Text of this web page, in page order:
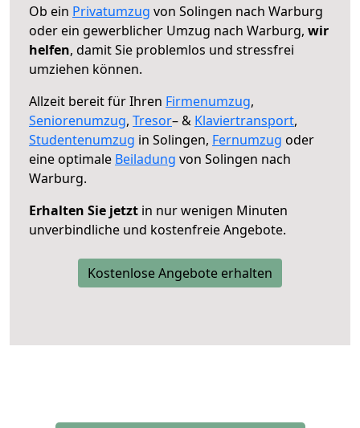
Ob ein Privatumzug von Solingen nach Warburg
oder ein gewerblicher Umzug nach Warburg, wir
helfen, damit Sie problemlos und stressfrei
umziehen können.
Allzeit bereit für Ihren Firmenumzug,
Seniorenumzug, Tresor– & Klaviertransport,
Studentenumzug in Solingen, Fernumzug oder
eine optimale Beiladung von Solingen nach
Warburg.
Erhalten Sie jetzt in nur wenigen Minuten
unverbindliche und kostenfreie Angebote.
Kostenlose Angebote erhalten